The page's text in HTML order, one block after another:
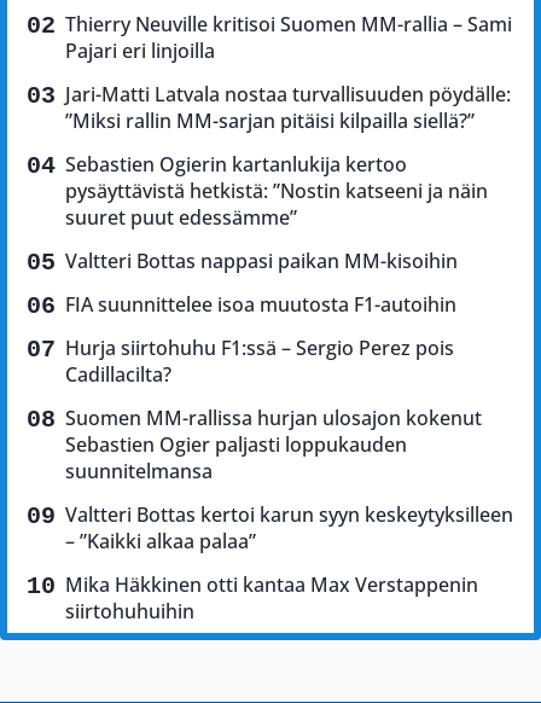
Thierry Neuville kritisoi Suomen MM-rallia – Sami
Pajari eri linjoilla
Jari-Matti Latvala nostaa turvallisuuden pöydälle:
”Miksi rallin MM-sarjan pitäisi kilpailla siellä?”
Sebastien Ogierin kartanlukija kertoo
pysäyttävistä hetkistä: ”Nostin katseeni ja näin
suuret puut edessämme”
Valtteri Bottas nappasi paikan MM-kisoihin
FIA suunnittelee isoa muutosta F1-autoihin
Hurja siirtohuhu F1:ssä – Sergio Perez pois
Cadillacilta?
Suomen MM-rallissa hurjan ulosajon kokenut
Sebastien Ogier paljasti loppukauden
suunnitelmansa
Valtteri Bottas kertoi karun syyn keskeytyksilleen
– ”Kaikki alkaa palaa”
Mika Häkkinen otti kantaa Max Verstappenin
siirtohuhuihin